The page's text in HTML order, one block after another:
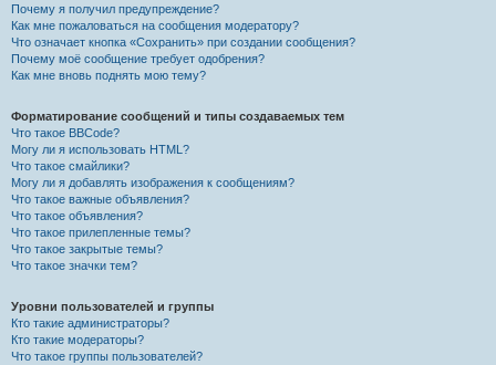
Почему я получил предупреждение?
Как мне пожаловаться на сообщения модератору?
Что означает кнопка «Сохранить» при создании сообщения?
Почему моё сообщение требует одобрения?
Как мне вновь поднять мою тему?
Форматирование сообщений и типы создаваемых тем
Что такое BBCode?
Могу ли я использовать HTML?
Что такое смайлики?
Могу ли я добавлять изображения к сообщениям?
Что такое важные объявления?
Что такое объявления?
Что такое прилепленные темы?
Что такое закрытые темы?
Что такое значки тем?
Уровни пользователей и группы
Кто такие администраторы?
Кто такие модераторы?
Что такое группы пользователей?